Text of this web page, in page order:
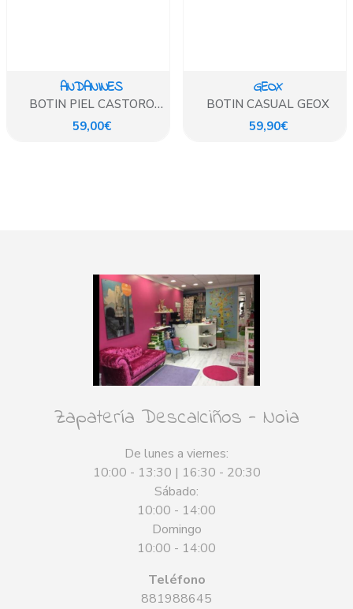
ANDANINES
BOTIN PIEL CASTORO
ANDANINES
59,00€
GEOX
BOTIN CASUAL GEOX
59,90€
Zapatería Descalciños - Noia
De lunes a viernes:
10:00 - 13:30 | 16:30 - 20:30
Sábado:
10:00 - 14:00
Domingo
10:00 - 14:00
Teléfono
881988645